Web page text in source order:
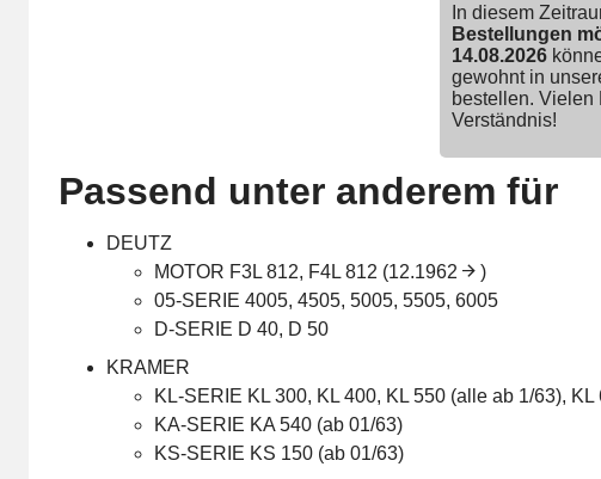
In diesem
Bestellungen
14.08.2026
gewohnt in
bestellen. Vielen
Verständnis!
Passend unter anderem für
DEUTZ
MOTOR F3L 812, F4L 812 (12.1962
)
05-SERIE 4005, 4505, 5005, 5505, 6005
D-SERIE D 40, D 50
KRAMER
KL-SERIE KL 300, KL 400, KL 550 (alle ab 1/63), KL
KA-SERIE KA 540 (ab 01/63)
KS-SERIE KS 150 (ab 01/63)